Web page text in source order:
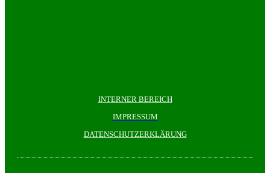
INTERNER BEREICH
IMPRESSUM
DATENSCHUTZERKLÄRUNG